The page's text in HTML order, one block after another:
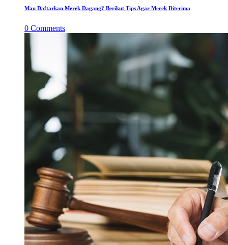
Mau Daftarkan Merek Dagang? Berikut Tips Agar Merek Diterima
0 Comments